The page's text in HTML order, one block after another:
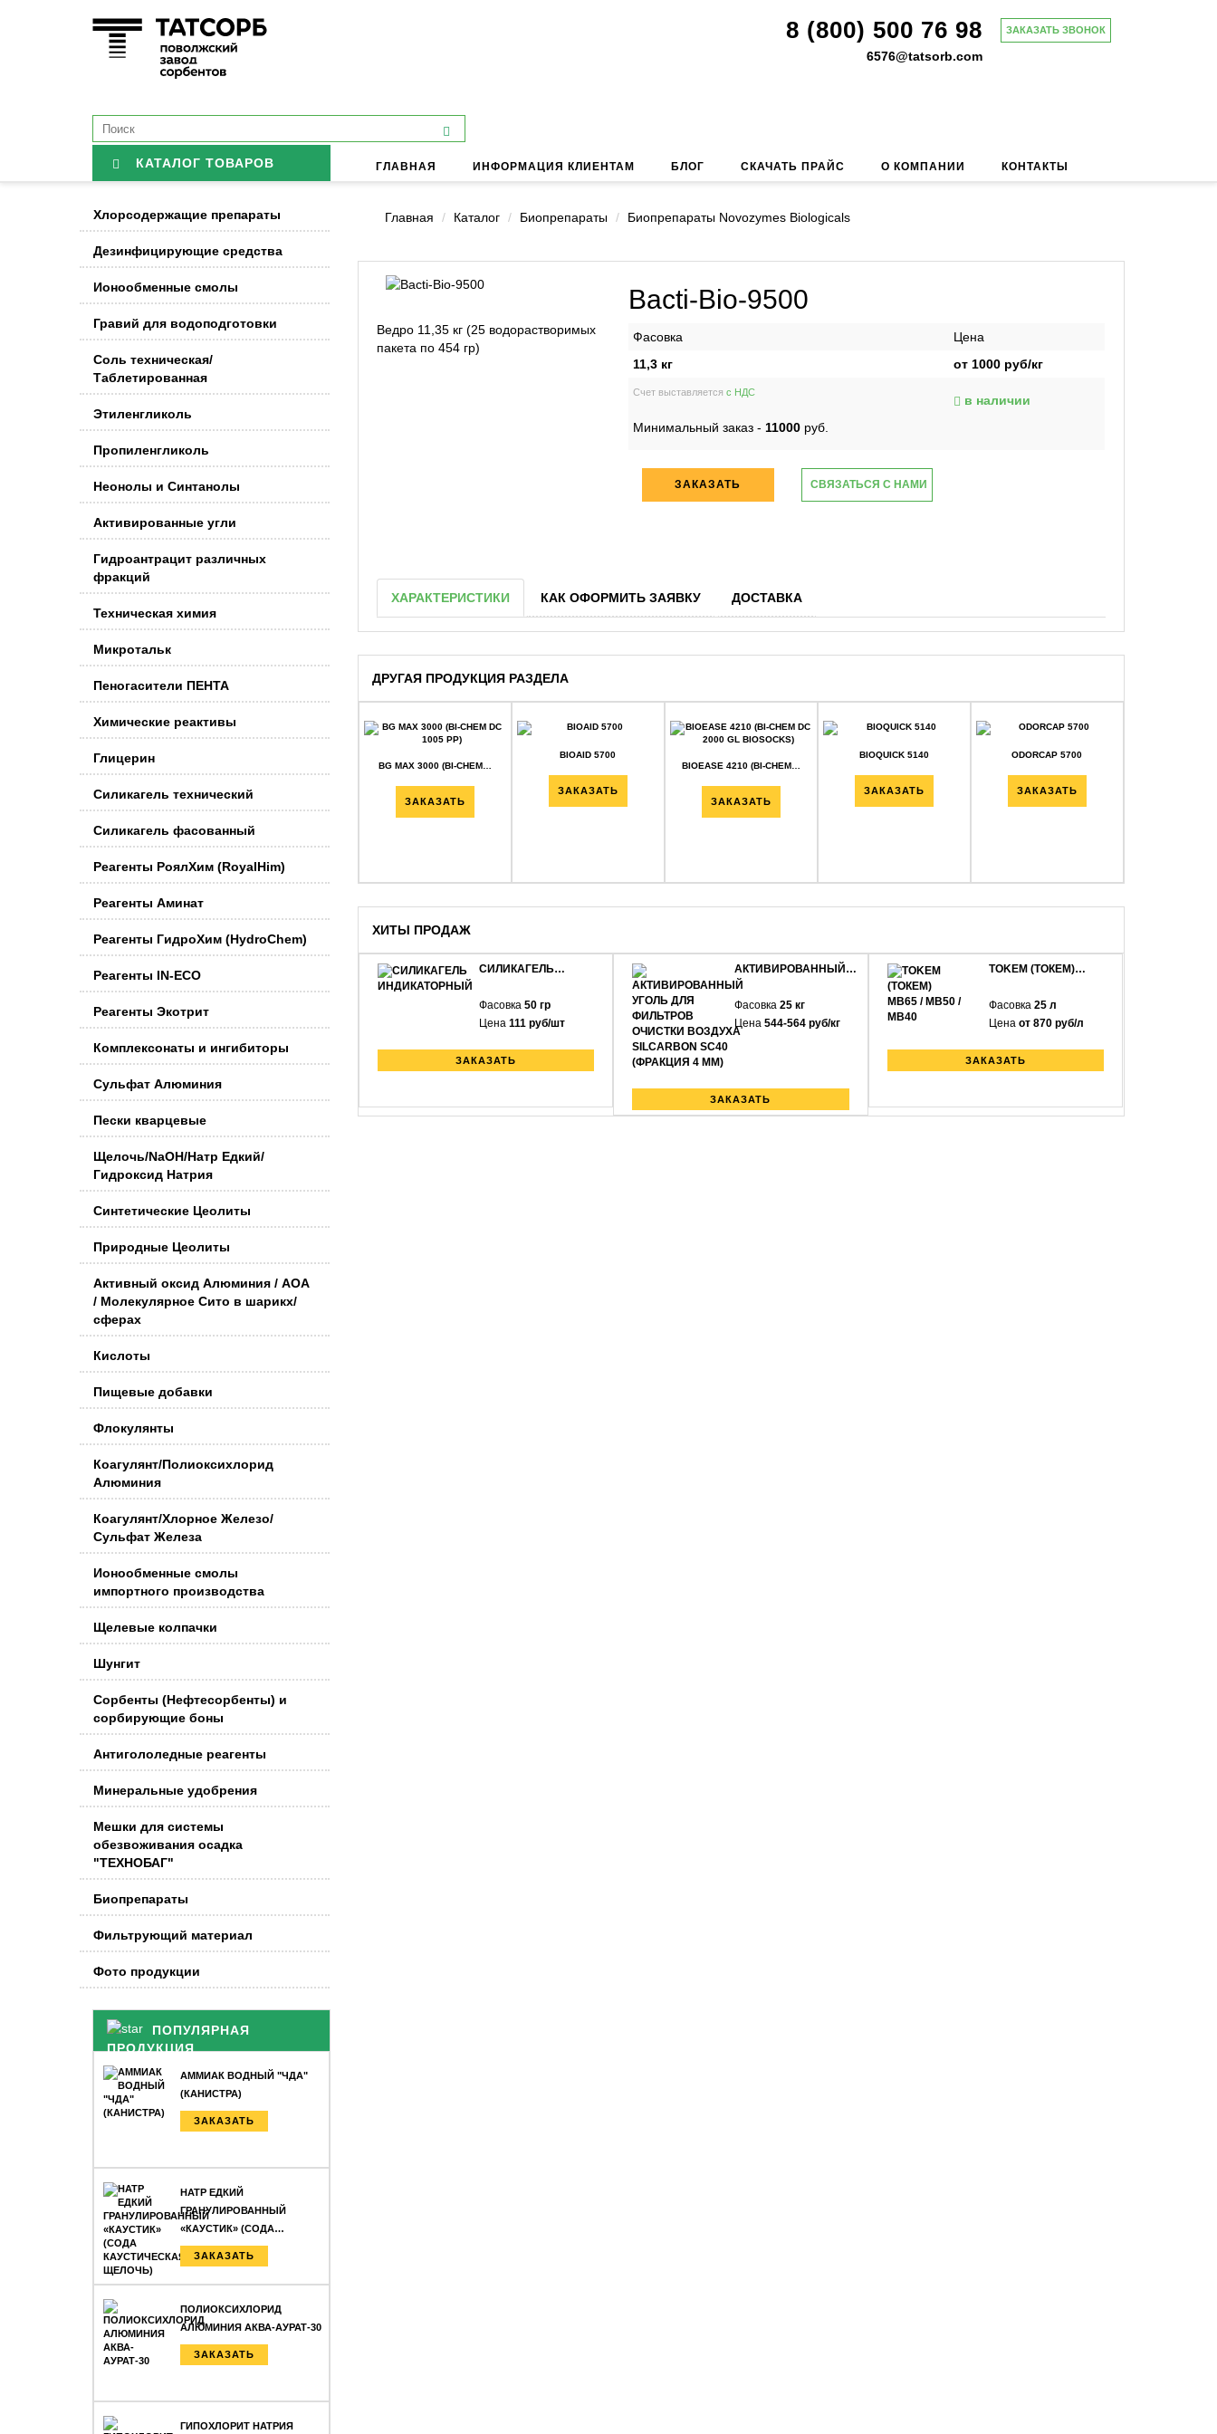
8 (800) 500 76 98
6576@tatsorb.com
ЗАКАЗАТЬ ЗВОНОК
КАТАЛОГ ТОВАРОВ ГЛАВНАЯ ИНФОРМАЦИЯ КЛИЕНТАМ БЛОГ СКАЧАТЬ ПРАЙС О КОМПАНИИ КОНТАКТЫ
Хлорсодержащие препараты
Дезинфицирующие средства
Ионообменные смолы
Гравий для водоподготовки
Соль техническая/
Таблетированная
Этиленгликоль
Пропиленгликоль
Неонолы и Синтанолы
Активированные угли
Гидроантрацит различных
фракций
Техническая химия
Микротальк
Пеногасители ПЕНТА
Химические реактивы
Глицерин
Силикагель технический
Силикагель фасованный
Реагенты РоялХим (RoyalHim)
Реагенты Аминат
Реагенты ГидроХим (HydroChem)
Реагенты IN-ECO
Реагенты Экотрит
Комплексонаты и ингибиторы
Сульфат Алюминия
Пески кварцевые
Щелочь/NaOH/Натр Едкий/
Гидроксид Натрия
Синтетические Цеолиты
Природные Цеолиты
Активный оксид Алюминия / АОА
/ Молекулярное Сито в шарикх/
сферах
Кислоты
Пищевые добавки
Флокулянты
Коагулянт/Полиоксихлорид
Алюминия
Коагулянт/Хлорное Железо/
Сульфат Железа
Ионообменные смолы
импортного производства
Щелевые колпачки
Шунгит
Сорбенты (Нефтесорбенты) и
сорбирующие боны
Антигололедные реагенты
Минеральные удобрения
Мешки для системы
обезвоживания осадка
"ТЕХНОБАГ"
Биопрепараты
Фильтрующий материал
Фото продукции
ПОПУЛЯРНАЯ
ПРОДУКЦИЯ
АММИАК ВОДНЫЙ "ЧДА"
(КАНИСТРА)
ЗАКАЗАТЬ
НАТР ЕДКИЙ
ГРАНУЛИРОВАННЫЙ
«КАУСТИК» (СОДА…
ЗАКАЗАТЬ
ПОЛИОКСИХЛОРИД
АЛЮМИНИЯ АКВА-АУРАТ-30
ЗАКАЗАТЬ
ГИПОХЛОРИТ НАТРИЯ
Главная Каталог Биопрепараты Биопрепараты Novozymes Biologicals
Ведро 11,35 кг (25 водорастворимых
пакета по 454 гр)
Bacti-Bio-9500
Фасовка
Цена
11,3 кг
от 1000руб/кг
Счет выставляется с НДС
Минимальный заказ - 11000руб.
в наличии
ЗАКАЗАТЬ СВЯЗАТЬСЯ С НАМИ
ХАРАКТЕРИСТИКИ КАК ОФОРМИТЬ ЗАЯВКУ ДОСТАВКА
ДРУГАЯ ПРОДУКЦИЯ РАЗДЕЛА
BG MAX 3000 (BI-CHEM…
ЗАКАЗАТЬ
BIOAID 5700
ЗАКАЗАТЬ
BIOEASE 4210 (BI-CHEM…
ЗАКАЗАТЬ
BIOQUICK 5140
ЗАКАЗАТЬ
ODORCAP 5700
ЗАКАЗАТЬ
ХИТЫ ПРОДАЖ
СИЛИКАГЕЛЬ…
Фасовка 50 гр
Цена 111 руб/шт
ЗАКАЗАТЬ
АКТИВИРОВАННЫЙ…
Фасовка 25 кг
Цена 544-564 руб/кг
ЗАКАЗАТЬ
TOKEM (ТОКЕМ)…
Фасовка25 л
Ценаот 870 руб/л
ЗАКАЗАТЬ